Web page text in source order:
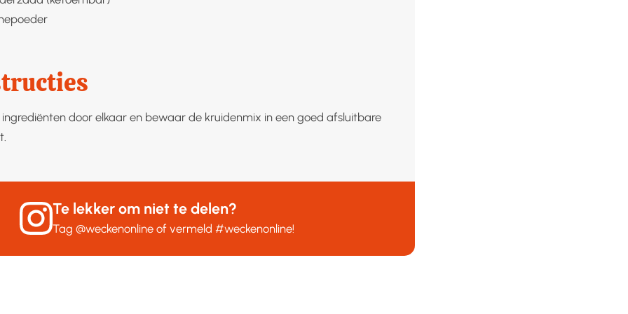
door elkaar en bewaar de kruidenmix in een goed afsluitbare
Te lekker om niet te delen?
Tag@weckenonline of vermeld#weckenonline!